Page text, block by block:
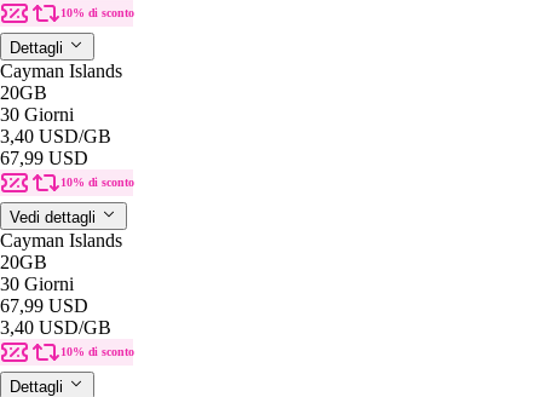
10% di sconto
Dettagli
Cayman Islands
20GB
30 Giorni
3,40 USD/GB
67,99 USD
10% di sconto
Vedi dettagli
Cayman Islands
20GB
30 Giorni
67,99 USD
3,40 USD/GB
10% di sconto
Dettagli